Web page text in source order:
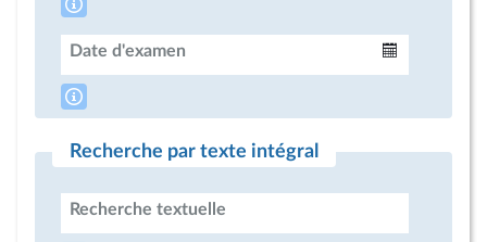
Date d'examen
Recherche par texte intégral
Recherche textuelle